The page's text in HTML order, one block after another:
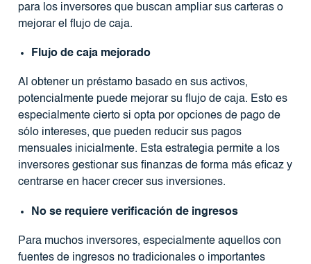
para los inversores que buscan ampliar sus carteras o
mejorar el flujo de caja.
Flujo de caja mejorado
Al obtener un préstamo basado en sus activos,
potencialmente puede mejorar su flujo de caja. Esto es
especialmente cierto si opta por opciones de pago de
sólo intereses, que pueden reducir sus pagos
mensuales inicialmente. Esta estrategia permite a los
inversores gestionar sus finanzas de forma más eficaz y
centrarse en hacer crecer sus inversiones.
No se requiere verificación de ingresos
Para muchos inversores, especialmente aquellos con
fuentes de ingresos no tradicionales o importantes